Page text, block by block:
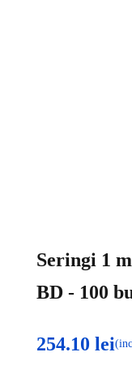
Seringi 1
BD - 100
254.10 lei